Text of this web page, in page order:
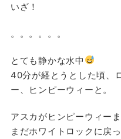
いざ！
。。。。。。
とても静かな水中
40分が経とうとした頃、
ー、ヒンピーウィーと。
アスカがヒンピーウィー
まだホワイトロックに戻